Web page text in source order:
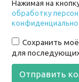
Нажимая на
обработку
Сохранить
для